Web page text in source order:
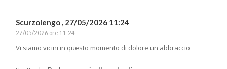
Scurzolengo , 27/05/2026 11:24
27/05/2026 ore 11:24
Vi siamo vicini in questo momento di dolore un abbraccio